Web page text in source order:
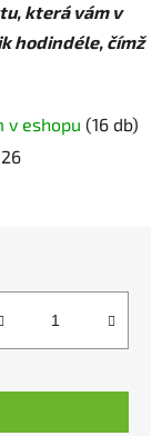
která vám v
hodindéle, čímž
v eshopu (16 db)